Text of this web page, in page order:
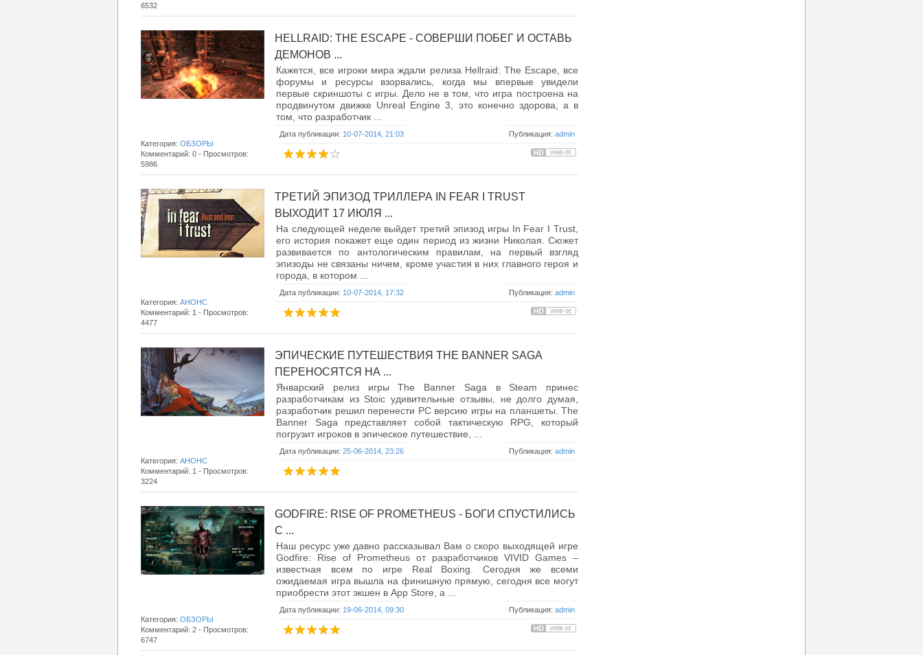
6532
HELLRAID: THE ESCAPE - СОВЕРШИ ПОБЕГ И ОСТАВЬ
ДЕМОНОВ ...
Кажется, все игроки мира ждали релиза Hellraid: The Escape, все
форумы и ресурсы взорвались, когда мы впервые увидели
первые скриншоты с игры. Дело не в том, что игра построена на
продвинутом движке Unreal Engine 3, это конечно здорова, а в
том, что разработчик ...
Дата публикации: 10-07-2014, 21:03 Публикация: admin
Категория: ОБЗОРЫ
Комментарий: 0 - Просмотров:
5986
ТРЕТИЙ ЭПИЗОД ТРИЛЛЕРА IN FEAR I TRUST
ВЫХОДИТ 17 ИЮЛЯ ...
На следующей неделе выйдет третий эпизод игры In Fear I Trust,
его история покажет еще один период из жизни Николая. Сюжет
развивается по антологическим правилам, на первый взгляд
эпизоды не связаны ничем, кроме участия в них главного героя и
города, в котором ...
Дата публикации: 10-07-2014, 17:32 Публикация: admin
Категория: АНОНС
Комментарий: 1 - Просмотров:
4477
ЭПИЧЕСКИЕ ПУТЕШЕСТВИЯ THE BANNER SAGA
ПЕРЕНОСЯТСЯ НА ...
Январский релиз игры The Banner Saga в Steam принес
разработчикам из Stoic удивительные отзывы, не долго думая,
разработчик решил перенести PC версию игры на планшеты. The
Banner Saga представляет собой тактическую RPG, который
погрузит игроков в эпическое путешествие, ...
Дата публикации: 25-06-2014, 23:26 Публикация: admin
Категория: АНОНС
Комментарий: 1 - Просмотров:
3224
GODFIRE: RISE OF PROMETHEUS - БОГИ СПУСТИЛИСЬ
С ...
Наш ресурс уже давно рассказывал Вам о скоро выходящей игре
Godfire: Rise of Prometheus от разработчиков VIVID Games –
известная всем по игре Real Boxing. Сегодня же всеми
ожидаемая игра вышла на финишную прямую, сегодня все могут
приобрести этот экшен в App Store, а ...
Дата публикации: 19-06-2014, 09:30 Публикация: admin
Категория: ОБЗОРЫ
Комментарий: 2 - Просмотров:
6747